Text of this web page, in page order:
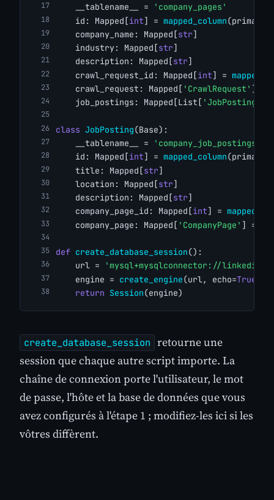
    __tablename__ =
'company_pages'
    id: Mapped[
int] = mapped_column
    company_name: Mapped[
str]
    industry: Mapped[
str]
    description: Mapped[
str]
    crawl_request_id: Mapped[
int] =
    crawl_request: Mapped[
'CrawlRequest' ] =
    job_postings: Mapped[List[
'JobPosting'
class JobPosting(Base):
    __tablename__ =
'company_job_postings'
    id: Mapped[
int] = mapped_column
    title: Mapped[
str]
    location: Mapped[
str]
    description: Mapped[
str]
    company_page_id: Mapped[
int] =
    company_page: Mapped[
'CompanyPage' ] =
def create_database_session():
    url =
'mysql+mysqlconnector://
    engine =
create_engine(url, echo=True
return Session(engine)
create_database_session retourne une
session que chaque autre script importe. La
chaîne de connexion porte l'utilisateur, le mot
de passe, l'hôte et la base de données que vous
avez configurés à l'étape 1 ; modifiez-les ici si les
vôtres diffèrent.